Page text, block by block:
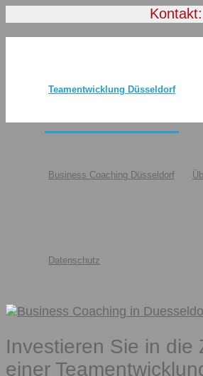
Kontakt:
Teamentwicklung Düsseldorf
Business Coaching Düsseldorf
Datenschutz
Investieren Sie in die
einer